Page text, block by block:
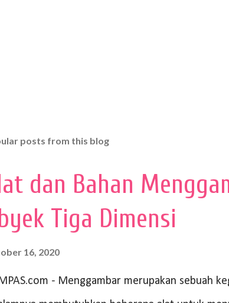
posts from this blog
dan Bahan
Tiga Dimensi
16, 2020
- Menggambar merupakan sebuah